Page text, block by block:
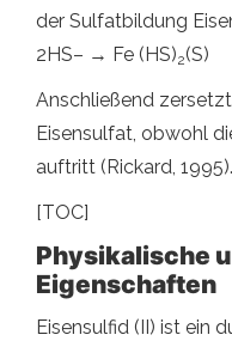
der Sulfatbildung
2HS– → Fe (HS)2(S)
Anschließend
Eisensulfat, obwohl
auftritt (Rickard, 1995).
[TOC]
Physikalische
Eigenschaften
Eisensulfid (II) ist ein